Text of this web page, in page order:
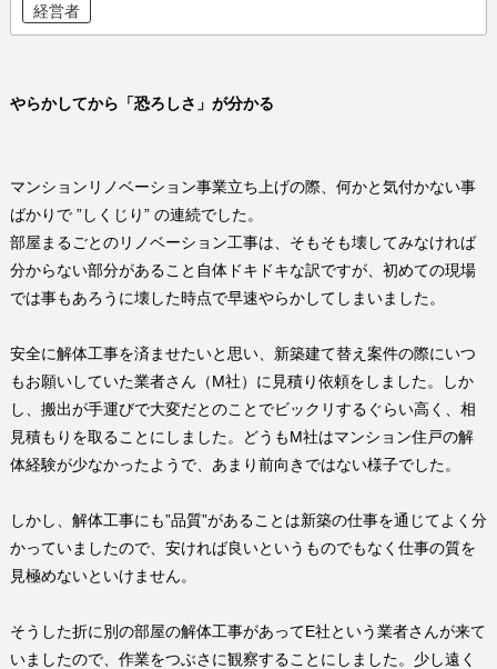
経営者
やらかしてから「恐ろしさ」が分かる
マンションリノベーション事業立ち上げの際、何かと気付かない事
ばかりで ”しくじり” の連続でした。
部屋まるごとのリノベーション工事は、そもそも壊してみなければ
分からない部分があること自体ドキドキな訳ですが、初めての現場
では事もあろうに壊した時点で早速やらかしてしまいました。
安全に解体工事を済ませたいと思い、新築建て替え案件の際にいつ
もお願いしていた業者さん（M社）に見積り依頼をしました。しか
し、搬出が手運びで大変だとのことでビックリするぐらい高く、相
見積もりを取ることにしました。どうもM社はマンション住戸の解
体経験が少なかったようで、あまり前向きではない様子でした。
しかし、解体工事にも”品質”があることは新築の仕事を通じてよく分
かっていましたので、安ければ良いというものでもなく仕事の質を
見極めないといけません。
そうした折に別の部屋の解体工事があってE社という業者さんが来て
いましたので、作業をつぶさに観察することにしました。少し遠く